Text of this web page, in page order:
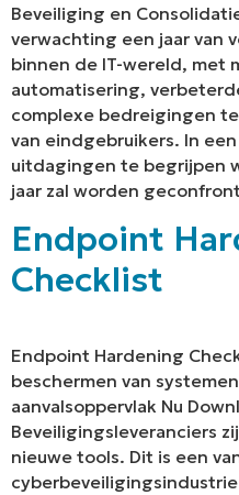
Beveiliging en
verwachting een jaar van
binnen de IT-wereld, met
automatisering,
complexe bedreigingen
van eindgebruikers. In
uitdagingen te begrijpen
jaar zal worden
Endpoint
Checklist
Endpoint Hardening
beschermen van
aanvalsoppervlak Nu
Beveiligingsleveranciers
nieuwe tools. Dit is een